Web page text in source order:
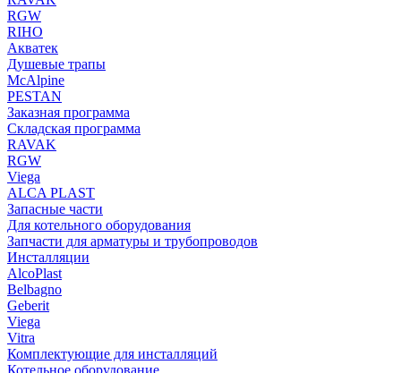
RGW
RIHO
Акватек
Душевые трапы
McAlpine
PESTAN
Заказная программа
Складская программа
RAVAK
RGW
Viega
АLCA PLAST
Запасные части
Для котельного оборудования
Запчасти для арматуры и трубопроводов
Инсталляции
AlcoPlast
Belbagno
Geberit
Viega
Vitra
Комплектующие для инсталляций
Котельное оборудование